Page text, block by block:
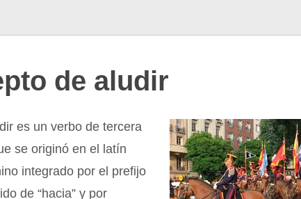
de aludir
es un verbo de tercera
se originó en el latín
integrado por el prefijo
de “hacia” y por